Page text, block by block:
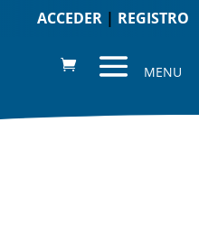
ACCEDER| REGISTRO